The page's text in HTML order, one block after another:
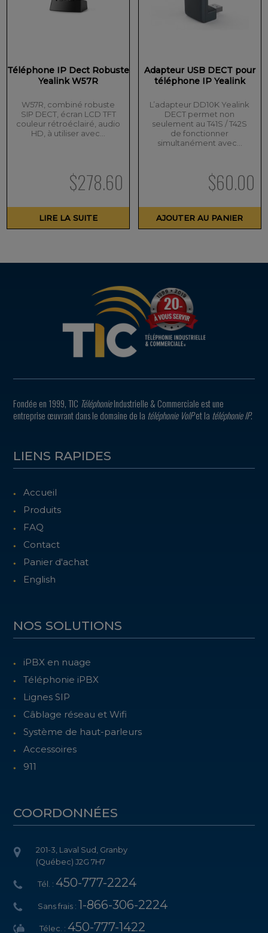
Téléphone IP Dect Robuste
Yealink W57R
W57R, combiné robuste
SIP DECT, écran LCD TFT
couleur rétroéclairé, audio
HD, à utiliser avec…
$278.60
LIRE LA SUITE
Adapteur USB DECT pour
téléphone IP Yealink
L’adapteur DD10K Yealink
DECT permet non
seulement au T41S / T42S
de fonctionner
simultanément avec…
$60.00
AJOUTER AU PANIER
Fondée en 1999, TIC TéléphonieIndustrielle & Commerciale est une
entreprise œuvrant dans le domaine de la téléphonie VoIPet la téléphonie IP.
LIENS RAPIDES
Accueil
Produits
FAQ
Contact
Panier d'achat
English
NOS SOLUTIONS
iPBX en nuage
Téléphonie iPBX
Lignes SIP
Câblage réseau et Wifi
Système de haut-parleurs
Accessoires
911
COORDONNÉES
201-3, Laval Sud, Granby
(Québec) J2G 7H7
Tél. :450-777-2224
Sans frais : 1-866-306-2224
Télec. :450-777-1422